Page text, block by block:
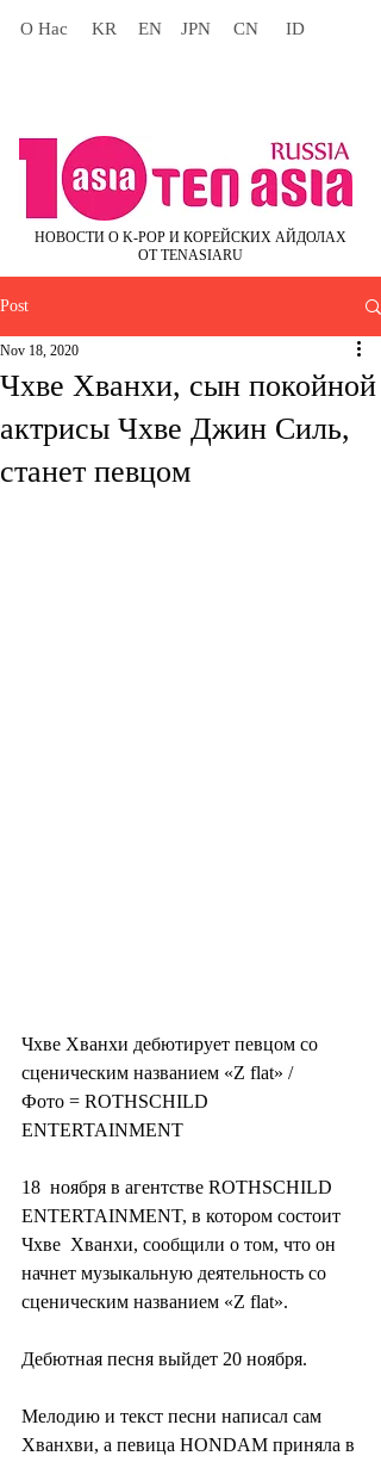
О Нас KR EN JPN CN ID
НОВОСТИ О K-POP И КОРЕЙСКИХ АЙДОЛАХ
ОТ TENASIARU
Post
Чхве Хванхи, сын покойной
актрисы Чхве Джин Силь,
станет певцом
Nov 18, 2020
Чхве Хванхи дебютирует певцом со
сценическим названием «Z flat» /
Фото = ROTHSCHILD
ENTERTAINMENT
18  ноября в агентстве ROTHSCHILD
ENTERTAINMENT, в котором состоит
Чхве  Хванхи, сообщили о том, что он
начнет музыкальную деятельность со
сценическим названием «Z flat».
Дебютная песня выйдет 20 ноября.
Мелодию и текст песни написал сам
Хванхви, а певица HONDAM приняла в